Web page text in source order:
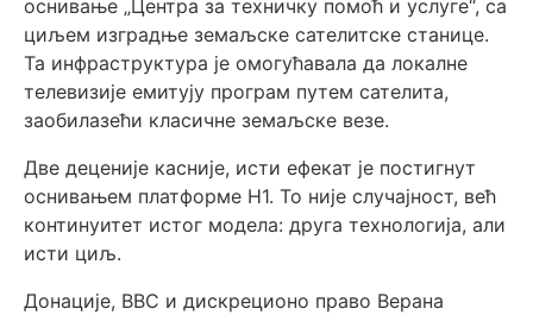
оснивање „Центра за техничку помоћ и услуге“, са
циљем изградње земаљске сателитске станице.
Та инфраструктура је омогућавала да локалне
телевизије емитују програм путем сателита,
заобилазећи класичне земаљске везе.
Две деценије касније, исти ефекат је постигнут
оснивањем платформе Н1. То није случајност, већ
континуитет истог модела: друга технологија, али
исти циљ.
Донације, BBC и дискреционо право Верана